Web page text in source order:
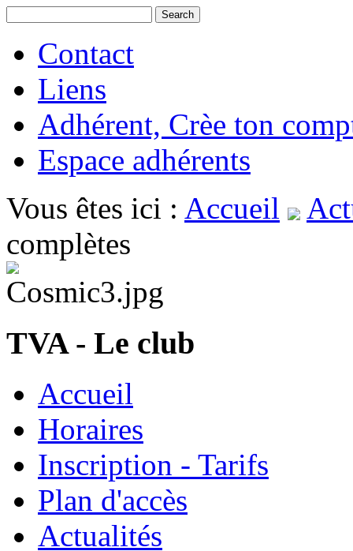
Contact
Liens
Adhérent, Crèe ton
Espace adhérents
Vous êtes ici : Accueil
complètes
TVA - Le club
Accueil
Horaires
Inscription - Tarifs
Plan d'accès
Actualités